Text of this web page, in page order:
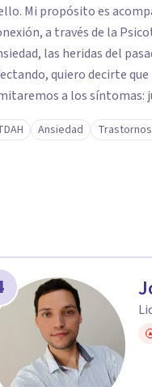
Mi propósito es
a través de la
las heridas del
quiero decirte
a los síntomas:
cómo tus
cuesta poner límites,
Ansiedad